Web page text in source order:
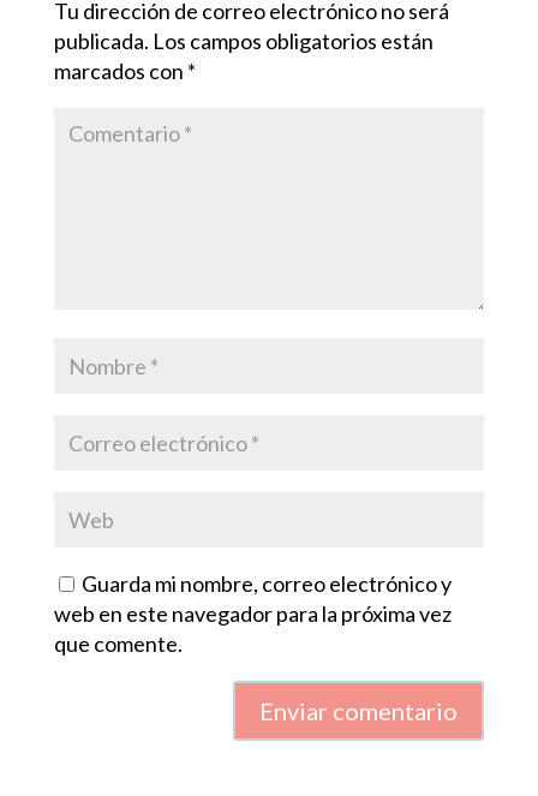
Tu dirección de correo electrónico no será
publicada. Los campos obligatorios están
marcados con *
Guarda mi nombre, correo electrónico y
web en este navegador para la próxima vez
que comente.
Enviar comentario